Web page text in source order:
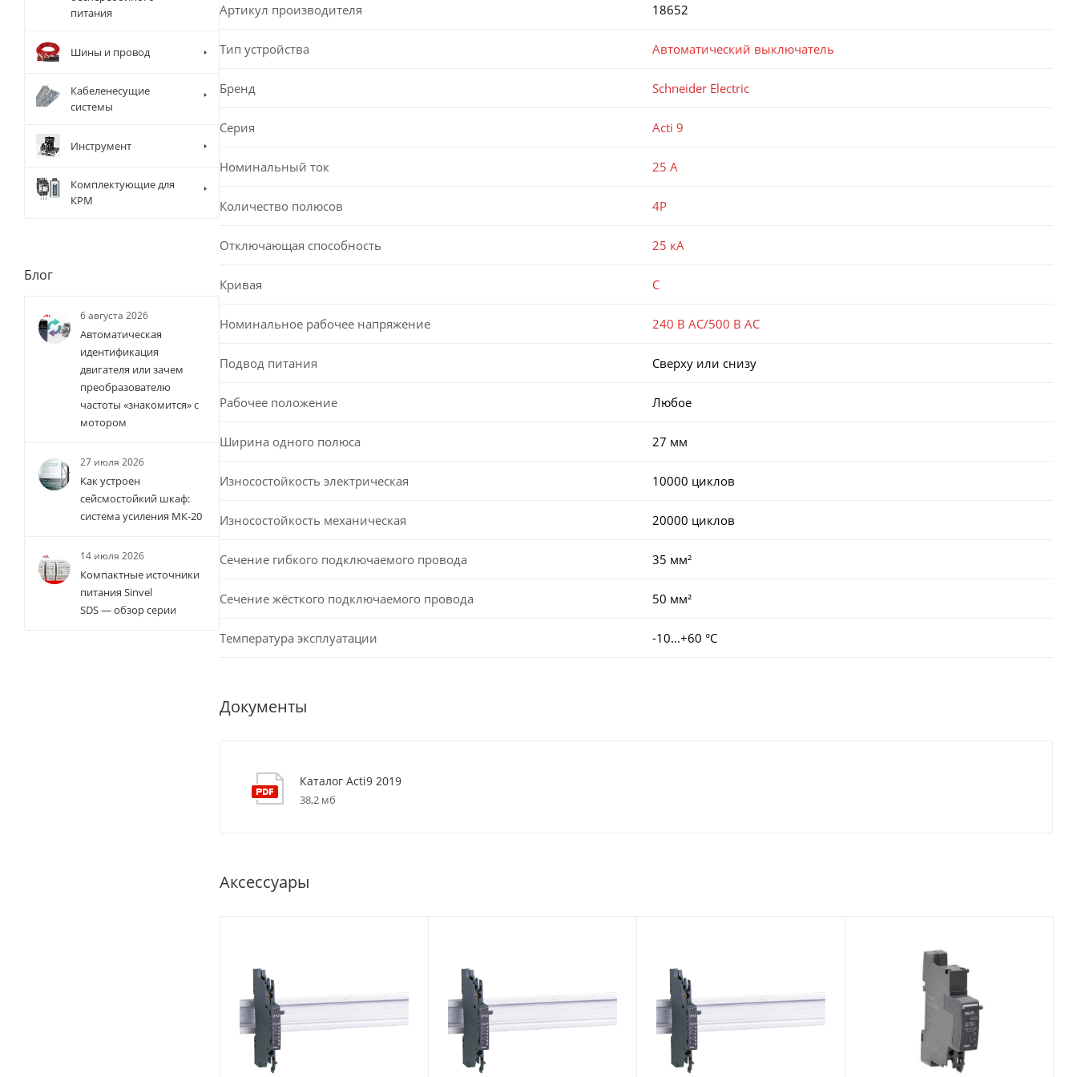
Артикул производителя 18652
Тип устройства Автоматический выключатель
Бренд Schneider Electric
Серия Acti 9
Номинальный ток 25 А
Количество полюсов 4P
Отключающая способность 25 кА
Кривая C
Номинальное рабочее напряжение 240 В AC/500 В AC
Подвод питания Сверху или снизу
Рабочее положение Любое
Ширина одного полюса 27 мм
Износостойкость электрическая 10000 циклов
Износостойкость механическая 20000 циклов
Сечение гибкого подключаемого провода 35 мм²
Сечение жёсткого подключаемого провода 50 мм²
Температура эксплуатации -10...+60 °С
Документы
Каталог Acti9 2019
38,2 мб
Аксессуары
питания
Шины и провод
Кабеленесущие
системы
Инструмент
Комплектующие для
КРМ
Блог
6 августа 2026
Автоматическая
идентификация
двигателя или зачем
преобразователю
частоты «знакомится» с
мотором
27 июля 2026
Как устроен
сейсмостойкий шкаф:
система усиления МК-20
14 июля 2026
Компактные источники
питания Sinvel
SDS — обзор серии